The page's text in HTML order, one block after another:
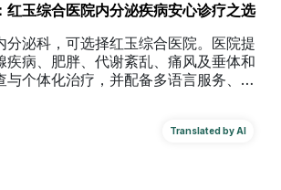
红玉综合医院内分泌疾病安心诊疗之选
分泌科，可选择红玉综合医院。医院提
疾病、肥胖、代谢紊乱、痛风及垂体和
与个体化治疗，并配备多语言服务、双